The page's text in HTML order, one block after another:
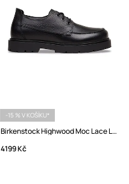
-15 % V KOŠÍKU*
Birkenstock Highwood Moc Lace Low LENA polobotky pánské kožené
4199 Kč